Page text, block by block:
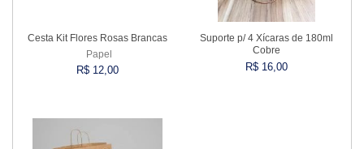
Cesta Kit Flores Rosas Brancas
Papel
R$ 12,00
Suporte p/ 4 Xícaras de 180ml
Cobre
R$ 16,00